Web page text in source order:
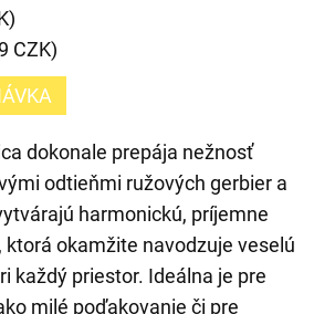
CZK)
dokonale prepája nežnosť
odtieňmi ružových gerbier a
harmonickú, príjemne
ktorá okamžite navodzuje veselú
každý priestor. Ideálna je pre
milé poďakovanie či pre